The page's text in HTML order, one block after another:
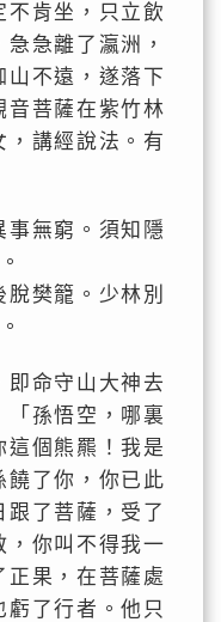
不肯坐，只立飲
急離了瀛洲，
山不遠，遂落下
音菩薩在紫竹林
，講經說法。有
事無窮。須知隱
樊籠。少林別
即命守山大神去
「孫悟空，哪裏
這個熊羆！我是
饒了你，你已此
了菩薩，受了
，你叫不得我一
正果，在菩薩處
了行者。他只